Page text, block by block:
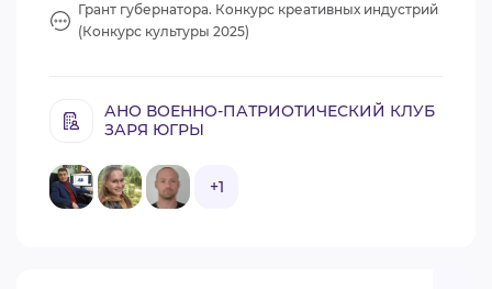
Грант губернатора. Конкурс креативных индустрий
(Конкурс культуры 2025)
АНО ВОЕННО-ПАТРИОТИЧЕСКИЙ КЛУБ
ЗАРЯ ЮГРЫ
+1